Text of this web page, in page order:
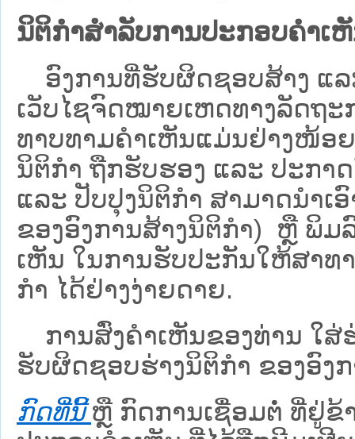
ນິຕິກຳສຳລັບການປະກອບຄຳເ
ອົງການທີ່ຮັບຜິດຊອບສ້າງ ແລ
ເວັບ​ໄຊຈົດໝາຍເຫດທາງລັດຖະ
ທາບທາມຄໍາເຫັນແມ່ນຢ່າງໜ້ອ
ນິຕິກໍາ ຖືກຮັບຮອງ ແລະ ປະກາ
ແລະ ປັບປຸງນິຕິກໍາ ສາມາດນຳເ
ຂອງອົງການສ້າງນິຕິກຳ) ຫຼື ພິມ
ເຫັນ ໃນການຮັບປະກັນໃຫ້ສາທ
ກຳ ໄດ້ຢ່າງງ່າຍດາຍ.
ການສົ່ງຄໍາເຫັນຂອງທ່ານ ໃສ່
ຮັບຜິດຊອບຮ່າງນິຕິກຳ ຂອງອົງ
ກົດທີ່ນີ້ ຫຼື ກົດການເຊື່ອມຕໍ່ ທີ່ຢູ່ຂ້